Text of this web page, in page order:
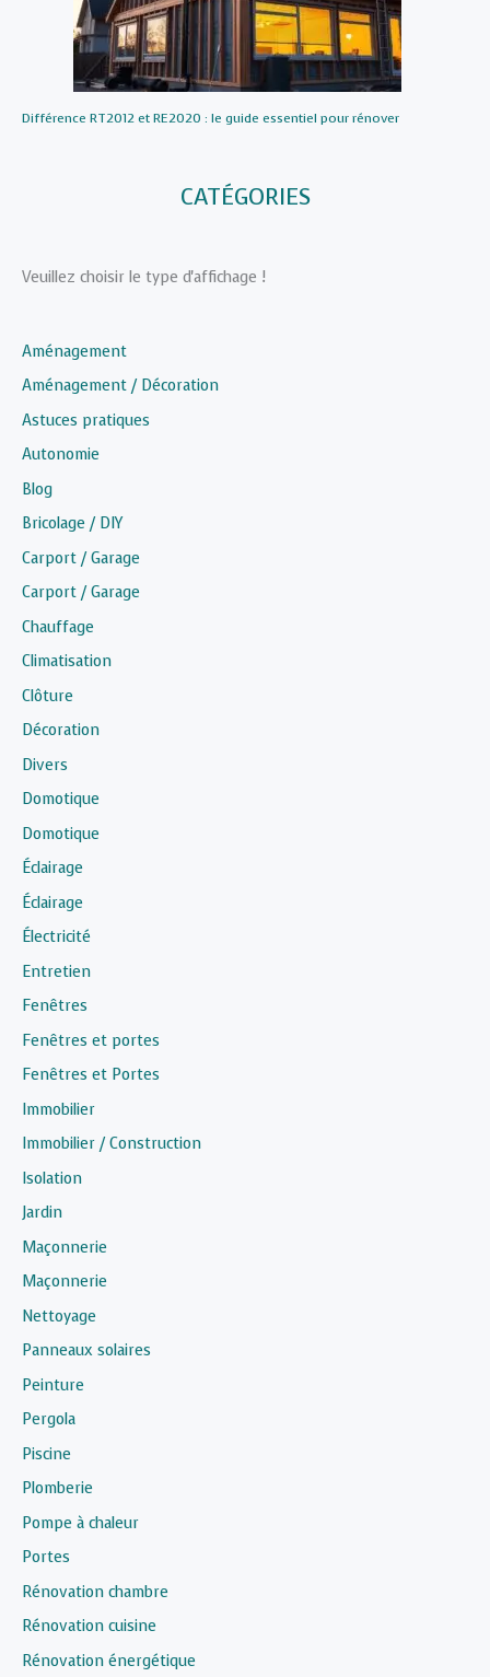
Différence RT2012 et RE2020 : le guide essentiel pour rénover
CATÉGORIES
Veuillez choisir le type d'affichage !
Aménagement
Aménagement / Décoration
Astuces pratiques
Autonomie
Blog
Bricolage / DIY
Carport / Garage
Carport / Garage
Chauffage
Climatisation
Clôture
Décoration
Divers
Domotique
Domotique
Éclairage
Éclairage
Électricité
Entretien
Fenêtres
Fenêtres et portes
Fenêtres et Portes
Immobilier
Immobilier / Construction
Isolation
Jardin
Maçonnerie
Maçonnerie
Nettoyage
Panneaux solaires
Peinture
Pergola
Piscine
Plomberie
Pompe à chaleur
Portes
Rénovation chambre
Rénovation cuisine
Rénovation énergétique